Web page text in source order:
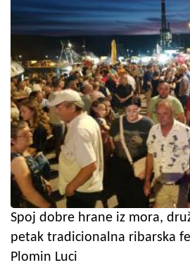
Spoj dobre hrane iz mora,
petak tradicionalna ribarska
Plomin Luci